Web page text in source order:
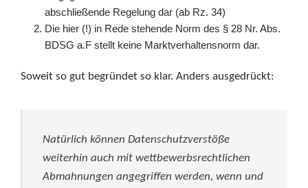
abschließende Regelung dar (ab Rz. 34)
Die hier (!) in Rede stehende Norm des § 28 Nr. Abs.
BDSG a.F stellt keine Marktverhaltensnorm dar.
Soweit so gut begründet so klar. Anders ausgedrückt:
Natürlich können Datenschutzverstöße
weiterhin auch mit wettbewerbsrechtlichen
Abmahnungen angegriffen werden, wenn und